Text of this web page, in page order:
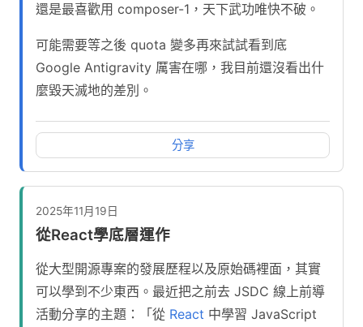
還是最喜歡用 composer-1，天下武功唯快不破。
可能需要等之後 quota 變多再來試試看到底
Google Antigravity 厲害在哪，我目前還沒看出什
麼毀天滅地的差別。
分享
2025年11月19日
從React學底層運作
從大型開源專案的發展歷程以及原始碼裡面，其實
可以學到不少東西。最近把之前去 JSDC 線上前導
活動分享的主題：「從 React 中學習 JavaScript